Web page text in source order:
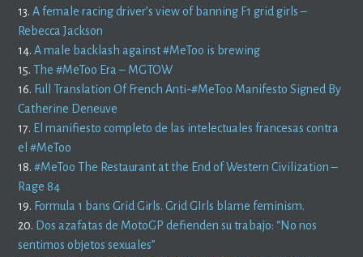
13.A female racing driver’s view of banning F1 grid girls –
Rebecca Jackson
14.A male backlash against #MeToo is brewing
15. The #MeToo Era – MGTOW
16. Full Translation Of French Anti-#MeToo Manifesto Signed By
Catherine Deneuve
17. El manifiesto completo de las intelectuales francesas contra
el #MeToo
18.#MeToo The Restaurant at the End of Western Civilization –
Rage 84
19. Formula 1 bans Grid Girls. Grid GIrls blame feminism.
20. Dos azafatas de MotoGP defienden su trabajo: “No nos
sentimos objetos sexuales”